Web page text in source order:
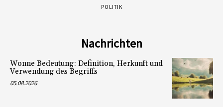
POLITIK
Nachrichten
Wonne Bedeutung: Definition, Herkunft und
Verwendung des Begriffs
05.08.2026